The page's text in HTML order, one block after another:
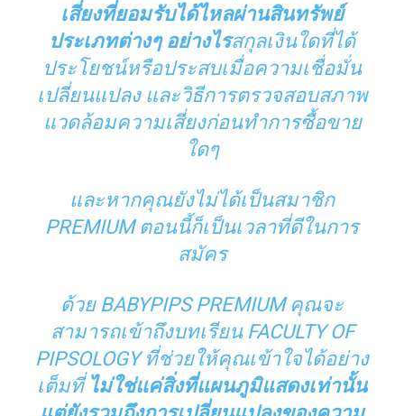
เสี่ยงที่ยอมรับได้ไหลผ่านสินทรัพย์
ประเภทต่างๆ อย่างไรสกุลเงินใดที่ได้
ประโยชน์หรือประสบเมื่อความเชื่อมั่น
เปลี่ยนแปลง และวิธีการตรวจสอบสภาพ
แวดล้อมความเสี่ยงก่อนทำการซื้อขาย
ใดๆ
และหากคุณยังไม่ได้เป็นสมาชิก
PREMIUM ตอนนี้ก็เป็นเวลาที่ดีในการ
สมัคร
ด้วย BABYPIPS PREMIUM คุณจะ
สามารถเข้าถึงบทเรียน FACULTY OF
PIPSOLOGY ที่ช่วยให้คุณเข้าใจได้อย่าง
เต็มที่ ไม่ใช่แค่สิ่งที่แผนภูมิแสดงเท่านั้น